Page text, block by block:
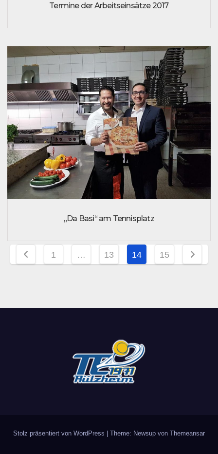
Termine der Arbeitseinsätze 2017
„Da Basi“ am Tennisplatz
Seitennummerierung
1 … 13 14 15
Stolz präsentiert von WordPress Theme: Newsup von Themeansar